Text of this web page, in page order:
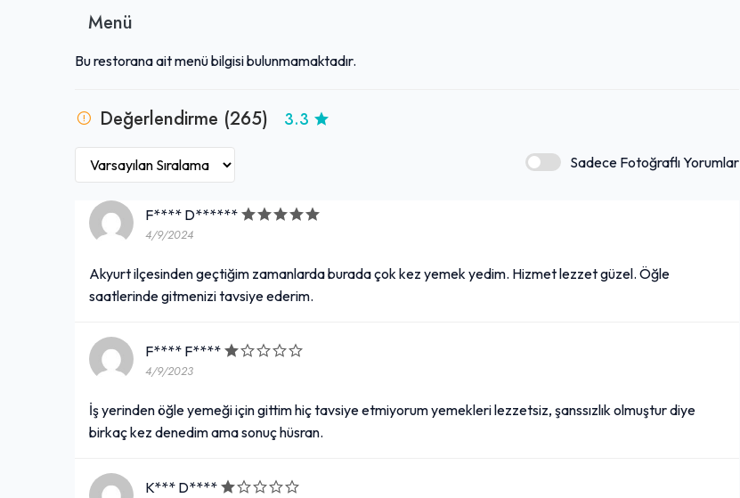
Menü
Bu restorana ait menü bilgisi bulunmamaktadır.
Değerlendirme (265) 3.3
Sadece Fotoğraflı Yorumlar
F**** D******
4/9/2024
Akyurt ilçesinden geçtiğim zamanlarda burada çok kez yemek yedim. Hizmet lezzet güzel. Öğle
saatlerinde gitmenizi tavsiye ederim.
F**** F****
4/9/2023
İş yerinden öğle yemeği için gittim hiç tavsiye etmiyorum yemekleri lezzetsiz, şanssızlık olmuştur diye
birkaç kez denedim ama sonuç hüsran.
K*** D****